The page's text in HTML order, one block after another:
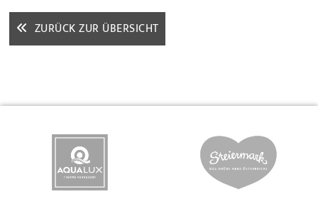
ZURÜCK ZUR ÜBERSICHT